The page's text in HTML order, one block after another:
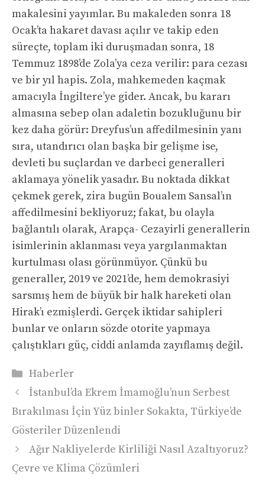
makalesini yayımlar. Bu makaleden sonra 18
Ocak’ta hakaret davası açılır ve takip eden
süreçte, toplam iki duruşmadan sonra, 18
Temmuz 1898’de Zola’ya ceza verilir: para cezası
ve bir yıl hapis. Zola, mahkemeden kaçmak
amacıyla İngiltere’ye gider. Ancak, bu kararı
almasına sebep olan adaletin bozukluğunu bir
kez daha görür: Dreyfus’un affedilmesinin yanı
sıra, utandırıcı olan başka bir gelişme ise,
devleti bu suçlardan ve darbeci generalleri
aklamaya yönelik yasadır. Bu noktada dikkat
çekmek gerek, zira bugün Boualem Sansal’ın
affedilmesini bekliyoruz; fakat, bu olayla
bağlantılı olarak, Arapça- Cezayirli generallerin
isimlerinin aklanması veya yargılanmaktan
kurtulması olası görünmüyor. Çünkü bu
generaller, 2019 ve 2021’de, hem demokrasiyi
sarsmış hem de büyük bir halk hareketi olan
Hirak’ı ezmişlerdi. Gerçek iktidar sahipleri
bunlar ve onların sözde otorite yapmaya
çalıştıkları güç, ciddi anlamda zayıflamış değil.
Kategoriler
Haberler
İstanbul’da Ekrem İmamoğlu’nun Serbest
Bırakılması İçin Yüz binler Sokakta, Türkiye’de
Gösteriler Düzenlendi
Ağır Nakliyelerde Kirliliği Nasıl Azaltıyoruz?
Çevre ve Klima Çözümleri